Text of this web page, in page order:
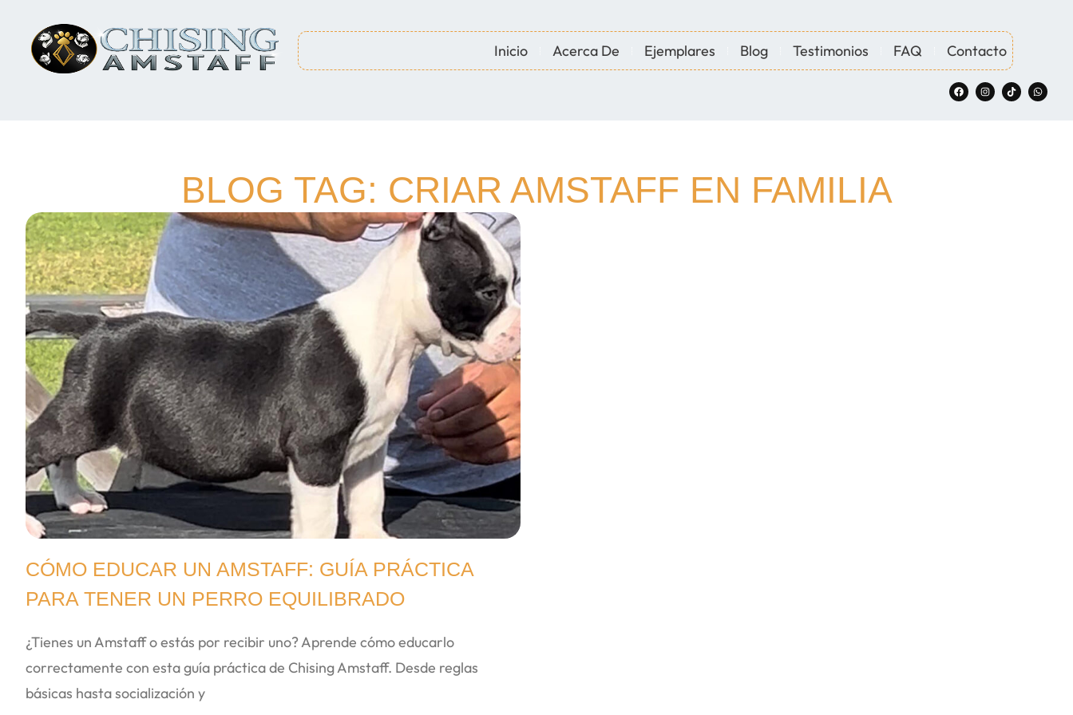
Inicio Acerca De Ejemplares Blog Testimonios FAQ Contacto
BLOG TAG: CRIAR AMSTAFF EN FAMILIA
CÓMO EDUCAR UN AMSTAFF: GUÍA PRÁCTICA
PARA TENER UN PERRO EQUILIBRADO
¿Tienes un Amstaff o estás por recibir uno? Aprende cómo educarlo
correctamente con esta guía práctica de Chising Amstaff. Desde reglas
básicas hasta socialización y